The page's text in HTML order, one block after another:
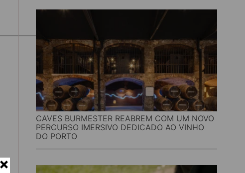
CAVES BURMESTER REABREM COM UM NOVO
PERCURSO IMERSIVO DEDICADO AO VINHO
DO PORTO